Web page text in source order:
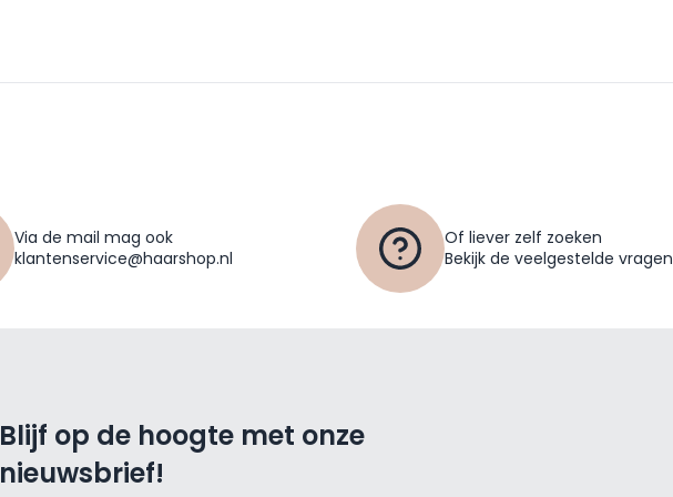
Via de mail mag ook
klantenservice@haarshop.nl
Of liever zelf zoeken
Bekijk de veelgestelde vragen
Blijf op de hoogte met onze
nieuwsbrief!